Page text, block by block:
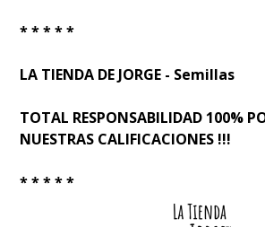
* * * * *
LA TIENDA DE JORGE - Semillas
TOTAL RESPONSABILIDAD 100%
NUESTRAS CALIFICACIONES !!!
* * * * *